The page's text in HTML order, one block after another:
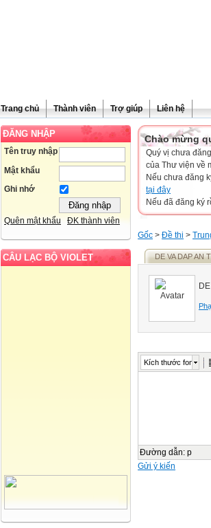
Trang chủ Thành viên Trợ giúp Liên hệ
ĐĂNG NHẬP
Tên truy nhập
Mật khẩu
Ghi nhớ
Quên mật khẩu ĐK thành viên
CÂU LẠC BỘ VIOLET
Chào mừng
Quý vị chưa
của Thư viện về
Nếu chưa đăng
tại đây
Nếu đã đăng ký
Gốc > Đề thi >
DE VA DAP AN
Kích thước font
Đường dẫn: p
Gửi ý kiến